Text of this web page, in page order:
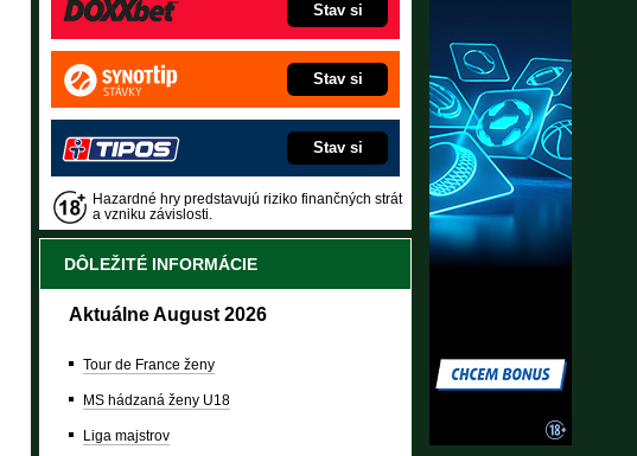
Stav si
Stav si
Stav si
Hazardné hry predstavujú riziko finančných strát
a vzniku závislosti.
DÔLEŽITÉ INFORMÁCIE
Aktuálne August 2026
Tour de France ženy
MS hádzaná ženy U18
Liga majstrov